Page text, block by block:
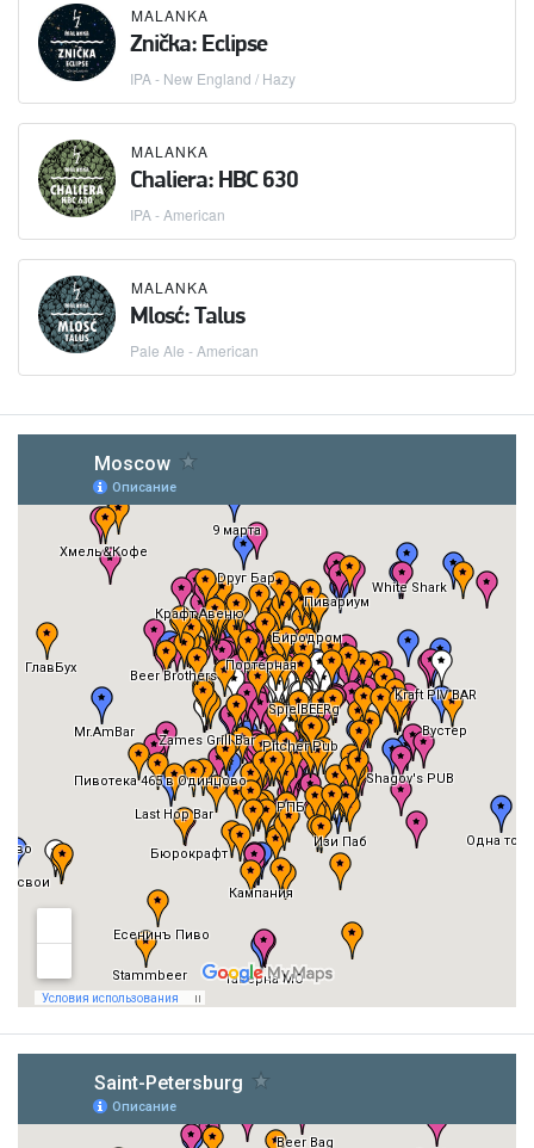
MALANKA
Znička: Eclipse
IPA - New England / Hazy
MALANKA
Chaliera: HBC 630
IPA - American
MALANKA
Mlosć: Talus
Pale Ale - American